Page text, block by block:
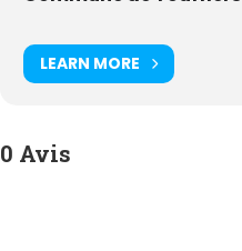
LEARN MORE
0 Avis